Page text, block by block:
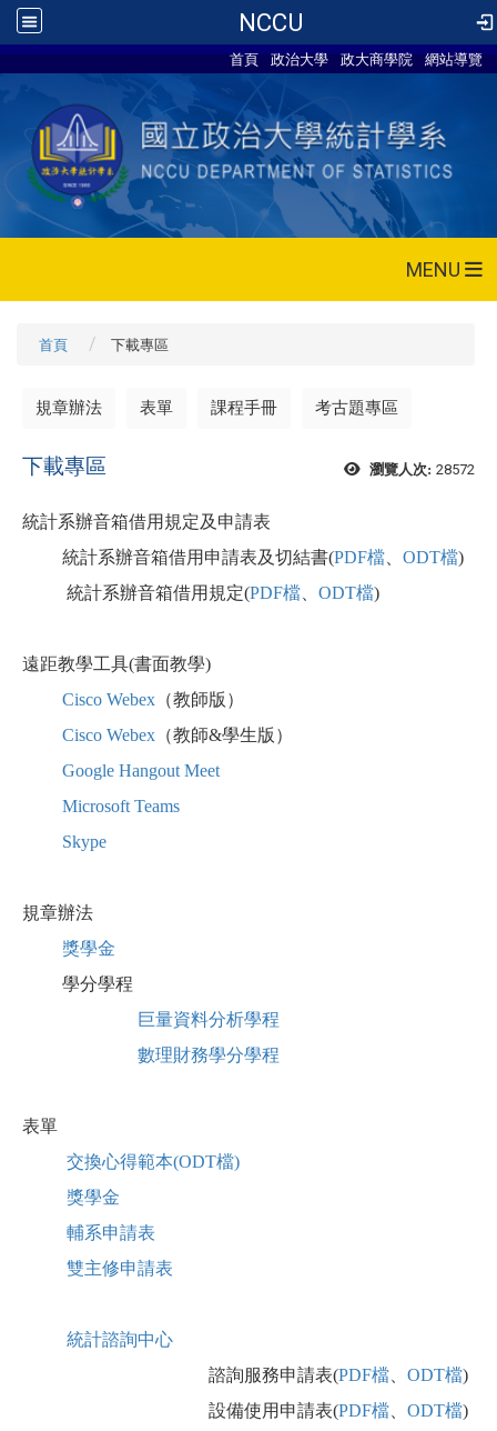
NCCU
首頁 政治大學 政大商學院 網站導覽
MENU
首頁 下載專區
規章辦法 表單 課程手冊 考古題專區
瀏覽人次: 28572
下載專區
統計系辦音箱借用規定及申請表
統計系辦音箱借用申請表及切結書(PDF檔 ODT檔)
統計系辦音箱借用規定(PDF檔 ODT檔)
遠距教學工具(書面教學)
Cisco Webex （教師版）
Cisco Webex （教師&學生版）
Google Hangout Meet
Microsoft Teams
Skype
規章辦法
獎學金
學分學程
巨量資料分析學程
數理財務學分學程
表單
交換心得範本(ODT檔)
獎學金
輔系申請表
雙主修申請表
統計諮詢中心
諮詢服務申請表(PDF檔 ODT檔)
設備使用申請表(PDF檔 ODT檔)